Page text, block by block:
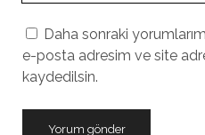
Daha sonraki
e-posta adresim ve site
kaydedilsin.